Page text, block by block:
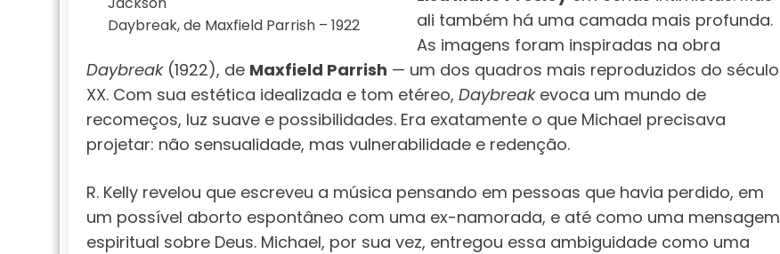
Daybreak, de Maxfield Parrish – 1922
ali também há uma camada mais profunda.
As imagens foram inspiradas na obra
Daybreak(1922), de Maxfield Parrish — um dos quadros mais reproduzidos do século
XX. Com sua estética idealizada e tom etéreo, Daybreakevoca um mundo de
recomeços, luz suave e possibilidades. Era exatamente o que Michael precisava
projetar: não sensualidade, mas vulnerabilidade e redenção.
R. Kelly revelou que escreveu a música pensando em pessoas que havia perdido, em
um possível aborto espontâneo com uma ex-namorada, e até como uma mensagem
espiritual sobre Deus. Michael, por sua vez, entregou essa ambiguidade como uma